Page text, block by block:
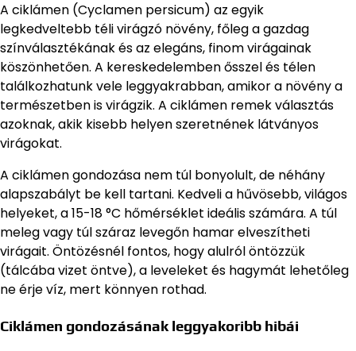
A ciklámen (Cyclamen persicum) az egyik
legkedveltebb téli virágzó növény, főleg a gazdag
színválasztékának és az elegáns, finom virágainak
köszönhetően. A kereskedelemben ősszel és télen
találkozhatunk vele leggyakrabban, amikor a növény a
természetben is virágzik. A ciklámen remek választás
azoknak, akik kisebb helyen szeretnének látványos
virágokat.
A ciklámen gondozása nem túl bonyolult, de néhány
alapszabályt be kell tartani. Kedveli a hűvösebb, világos
helyeket, a 15-18 °C hőmérséklet ideális számára. A túl
meleg vagy túl száraz levegőn hamar elveszítheti
virágait. Öntözésnél fontos, hogy alulról öntözzük
(tálcába vizet öntve), a leveleket és hagymát lehetőleg
ne érje víz, mert könnyen rothad.
Ciklámen gondozásának leggyakoribb hibái